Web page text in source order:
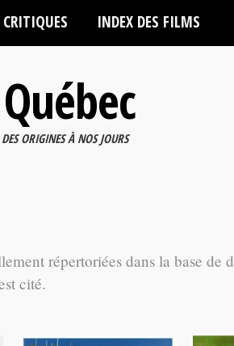
CRITIQUES INDEX DES FILMS
ORIGINES À NOS JOURS
répertoriées dans la base de
cité.